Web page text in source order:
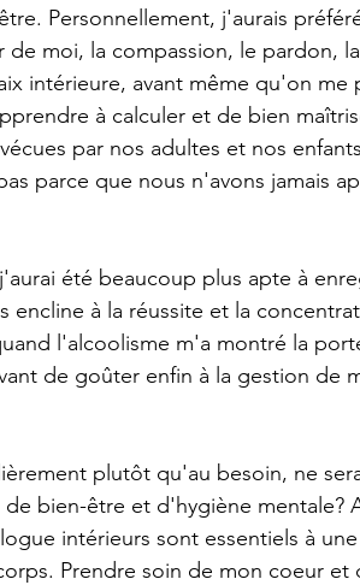
Personnellement, j'aurais
moi, la compassion, le pardon,
intérieure, avant même qu'on me
à calculer et de bien
par nos adultes et nos
parce que nous n'avons jamais
été beaucoup plus apte à
encline à la réussite et la
l'alcoolisme m'a montré la
de goûter enfin à la gestion de
plutôt qu'au besoin, ne
bien-être et d'hygiène mentale?
intérieurs sont essentiels à
Prendre soin de mon coeur et